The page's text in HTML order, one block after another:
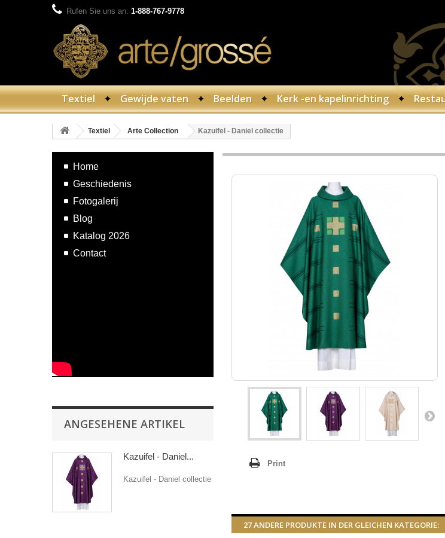
Rufen Sie uns an: 1-888-767-9778
Textiel Gewijde vaten Beelden Kerk -en kapelinrichting
Textiel Arte Collection Kazuifel - Daniel collectie
Home
Geschiedenis
Fotogalerij
Blog
Katalog 2026
Contact
ANGESEHENE ARTIKEL
Kazuifel - Daniel...
Kazuifel - Daniel collectie
Print
27 ANDERE PRODUKTE IN DER GLEICHEN KATEGORIE: